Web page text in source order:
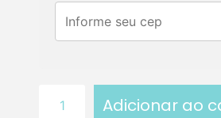
Adicionar ao